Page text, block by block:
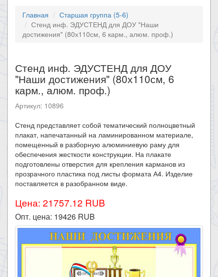
Главная
Старшая группа (5-6)
Стенд инф. ЭДУСТЕНД для ДОУ "Наши
достижения" (80х110см, 6 карм., алюм. проф.)
Стенд инф. ЭДУСТЕНД для ДОУ
"Наши достижения" (80х110см, 6
карм., алюм. проф.)
Артикул: 10896
Стенд представляет собой тематический полноцветный
плакат, напечатанный на ламинированном материале,
помещенный в разборную алюминиевую раму для
обеспечения жесткости конструкции. На плакате
подготовлены отверстия для крепления карманов из
прозрачного пластика под листы формата А4. Изделие
поставляется в разобранном виде.
Цена: 21757.12 RUB
Опт. цена: 19426 RUB